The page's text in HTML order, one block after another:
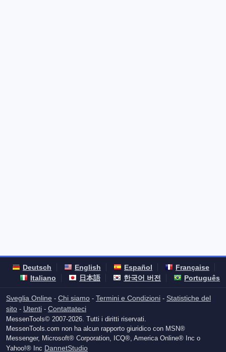
Deutsch English Español
Française
Italiano
日本語 한국어 버전 Português
Sveglia Online - Chi siamo - Termini e Condizioni - Statistiche del
sito - Utenti - Contattateci
MessenTools© 2007-2026. Tutti i diritti riservati.
MessenTools.com non ha alcun rapporto giuridico con MSN®
Messenger, Microsoft® Corporation, ICQ®, America Online® Inc o
Yahoo!® Inc DannetStudio